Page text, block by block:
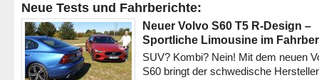
Neue Tests und Fahrberichte:
Neuer Volvo S60 T5 R-Design –
Sportliche Limousine im
SUV? Kombi? Nein! Mit dem neuen
S60 bringt der schwedische